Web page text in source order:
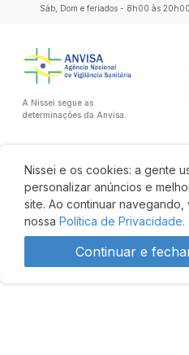
Nissei e os cookies: a gente
personalizar anúncios e
site. Ao continuar
nossa Política de Privacidade.
Continuar e
Sáb, Dom e feriados - 8h00 às 20h00
A Nissei segue as
determinações da Anvisa.